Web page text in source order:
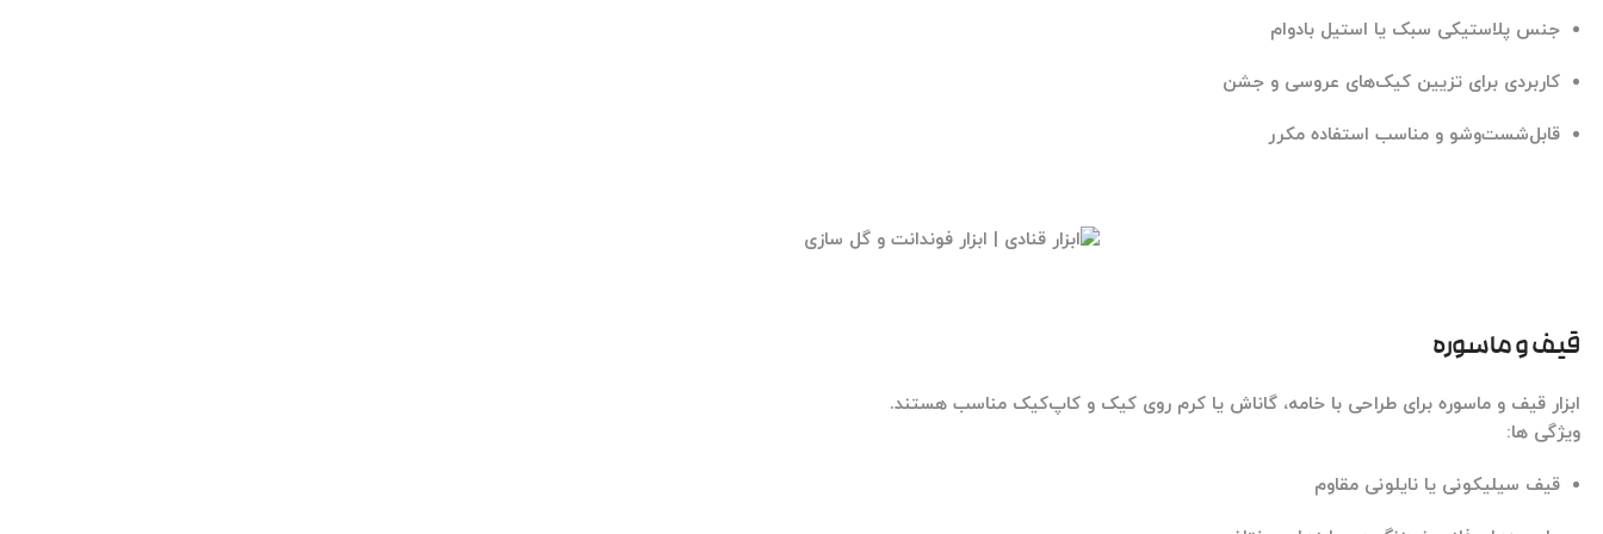
جنس پلاستیکی سبک یا استیل بادوام
کاربردی برای تزیین کیک‌های عروسی و جشن
قابل‌شست‌وشو و مناسب استفاده مکرر
قیف و ماسوره
ابزار قیف و ماسوره برای طراحی با خامه، گاناش یا کرم روی کیک و کاپ‌کیک مناسب هستند.
ویژگی ها:
قیف سیلیکونی یا نایلونی مقاوم